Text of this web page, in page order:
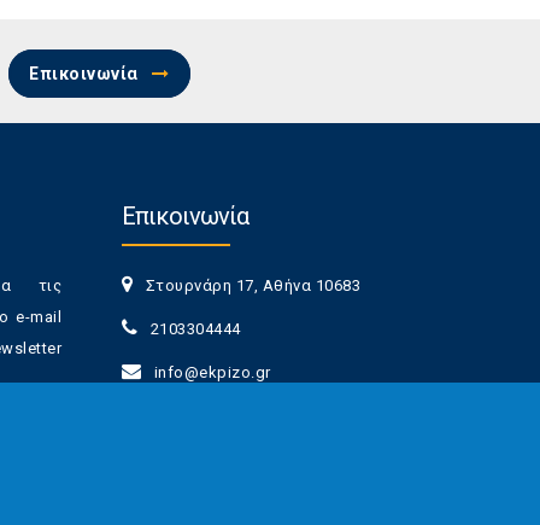
Επικοινωνία
τις
e-mail
πάσα
Επικοινωνία
Στουρνάρη 17, Αθήνα 10683
2103304444
info@ekpizo.gr